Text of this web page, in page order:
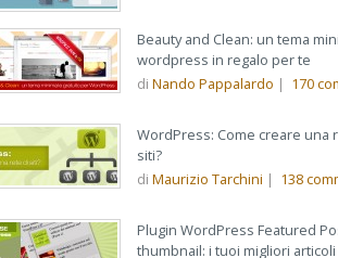
Beauty and Clean: un tema
wordpress in regalo per te
di Nando Pappalardo | 170
WordPress: Come creare una
siti?
di Maurizio Tarchini | 138
Plugin WordPress Featured
thumbnail: i tuoi migliori articoli